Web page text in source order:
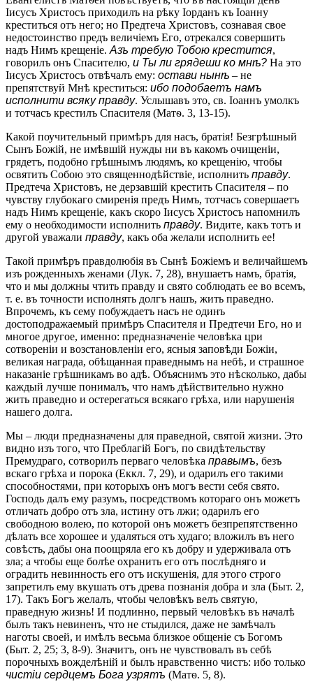
Іисусъ Христосъ приходилъ на рѣку Іорданъ къ Іоанну
креститься отъ него; но Предтеча Христовъ, сознавая свое
недостоинство предъ величіемъ Его, отрекался совершить
надъ Нимъ крещеніе. Азъ требую Тобою крестится,
говорилъ онъ Спасителю, и Ты ли грядеши ко мнѣ? На это
Іисусъ Христосъ отвѣчалъ ему: остави нынѣ – не
препятствуй Мнѣ креститься: ибо подобаетъ намъ
исполнити всяку правду. Услышавъ это, св. Іоаннъ умолкъ
и тотчасъ крестилъ Спасителя (Матѳ. 3, 13-15).
Какой поучительный примѣръ для насъ, братія! Безгрѣшный
Сынъ Божій, не имѣвшій нужды ни въ какомъ очищеніи,
грядетъ, подобно грѣшнымъ людямъ, ко крещенію, чтобы
освятить Собою это священнодѣйствіе, исполнить правду.
Предтеча Христовъ, не дерзавшій крестить Спасителя – по
чувству глубокаго смиренія предъ Нимъ, тотчасъ совершаетъ
надъ Нимъ крещеніе, какъ скоро Іисусъ Христосъ напомнилъ
ему о необходимости исполнить правду. Видите, какъ тотъ и
другой уважали правду, какъ оба желали исполнить ее!
Такой примѣръ правдолюбія въ Сынѣ Божіемъ и величайшемъ
изъ рожденныхъ женами (Лук. 7, 28), внушаетъ намъ, братія,
что и мы должны чтить правду и свято соблюдать ее во всемъ,
т. е. въ точности исполнять долгъ нашъ, жить праведно.
Впрочемъ, къ сему побуждаетъ насъ не одинъ
достоподражаемый примѣръ Спасителя и Предтечи Его, но и
многое другое, именно: предназначеніе человѣка цри
сотвореніи и возстановленіи его, ясныя заповѣди Божіи,
великая награда, обѣщанная праведнымъ на небѣ, и страшное
наказаніе грѣшникамъ во адѣ. Объяснимъ это нѣсколько, дабы
каждый лучше понималъ, что намъ дѣйствительно нужно
жить праведно и остерегаться всякаго грѣха, или нарушенія
нашего долга.
Мы – люди предназначены для праведной, святой жизни. Это
видно изъ того, что Преблагій Богъ, по свидѣтельству
Премудраго, сотворилъ перваго человѣка правымъ, безъ
вскаго грѣха и порока (Еккл. 7, 29), и одарилъ его такими
способностями, при которыхъ онъ могъ вести себя свято.
Господь далъ ему разумъ, посредствомъ котораго онъ можетъ
отличать добро отъ зла, истину отъ лжи; одарилъ его
свободною волею, по которой онъ можетъ безпрепятственно
дѣлать все хорошее и удаляться отъ худаго; вложилъ въ него
совѣсть, дабы она поощряла его къ добру и удерживала отъ
зла; а чтобы еще болѣе охранить его отъ послѣдняго и
оградить невинность его отъ искушенія, для этого строго
запретилъ ему вкушать отъ древа познанія добра и зла (Быт. 2,
17). Такъ Богъ желалъ, чтобы человѣкъ велъ святую,
праведную жизнь! И подлинно, первый человѣкъ въ началѣ
былъ такъ невиненъ, что не стыдился, даже не замѣчалъ
наготы своей, и имѣлъ весьма близкое общеніе съ Богомъ
(Быт. 2, 25; 3, 8-9). Значитъ, онъ не чувствовалъ въ себѣ
порочныхъ вожделѣній и былъ нравственно чистъ: ибо только
чистіи сердцемъ Бога узрятъ (Матѳ. 5, 8).